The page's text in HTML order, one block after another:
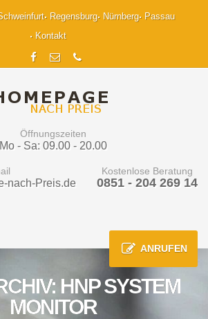
Regensburg Nürnberg
Passau
Kontakt
Öffnungszeiten
Mo - Sa: 09.00 - 20.00
nach-Preis.de
Kostenlose Beratung
0851 - 204 269 14
ANRUFEN
HNP SYSTEM
MONITOR